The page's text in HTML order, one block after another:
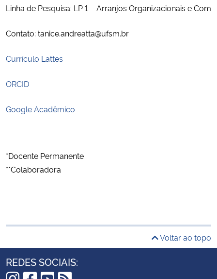
Linha de Pesquisa: LP 1 – Arranjos Organizacionais e
Contato: tanice.andreatta@ufsm.br
Currículo Lattes
ORCID
Google Acadêmico
*Docente Permanente
**Colaboradora
Voltar ao topo
REDES SOCIAIS: